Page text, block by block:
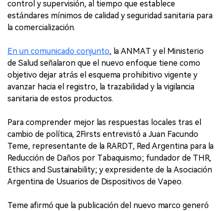
control y supervisión, al tiempo que establece
estándares mínimos de calidad y seguridad sanitaria para
la comercialización.
En un comunicado conjunto, la ANMAT y el Ministerio
de Salud señalaron que el nuevo enfoque tiene como
objetivo dejar atrás el esquema prohibitivo vigente y
avanzar hacia el registro, la trazabilidad y la vigilancia
sanitaria de estos productos.
Para comprender mejor las respuestas locales tras el
cambio de política, 2Firsts entrevistó a Juan Facundo
Teme, representante de la RARDT, Red Argentina para la
Reducción de Daños por Tabaquismo; fundador de THR,
Ethics and Sustainability; y expresidente de la Asociación
Argentina de Usuarios de Dispositivos de Vapeo.
Teme afirmó que la publicación del nuevo marco generó